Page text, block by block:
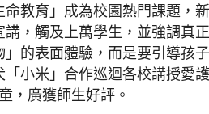
命教育」成為校園熱門課題，
講，觸及上萬學生，並強調真
」的表面體驗，而是要引導
「小米」合作巡迴各校講授愛
，廣獲師生好評。